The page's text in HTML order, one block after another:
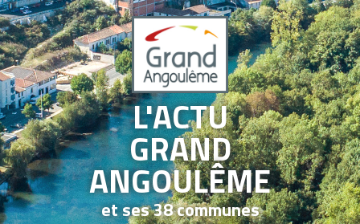
L'ACTU
GRAND
ANGOULÊME
et ses 38 communes
Panneau de gestion des cookies